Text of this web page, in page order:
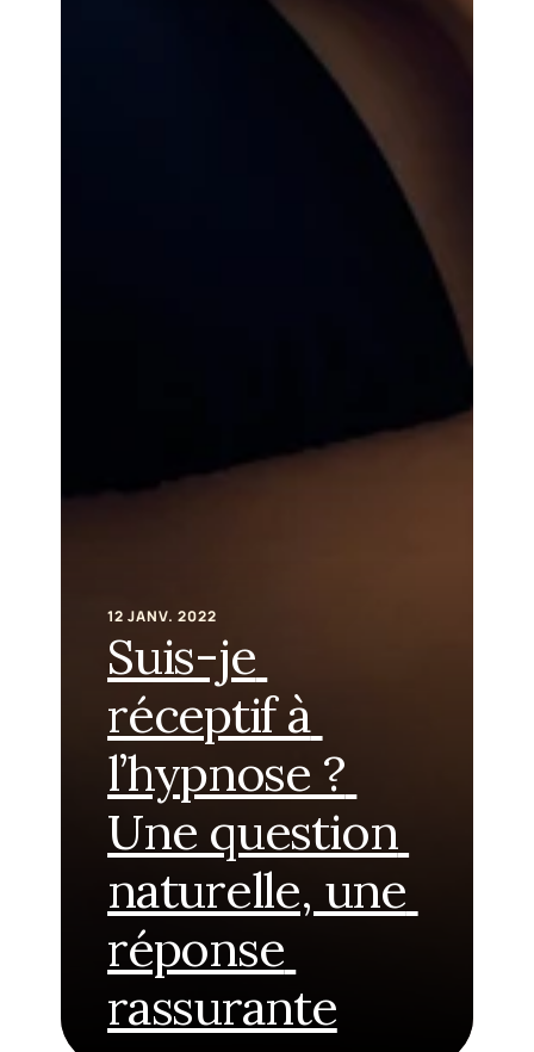
12 JANV. 2022
Suis-je
réceptif à
l’hypnose ?
Une question
naturelle, une
réponse
rassurante